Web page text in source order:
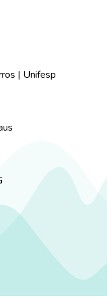
| Unifesp